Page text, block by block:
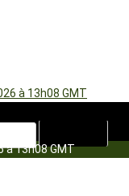
à 13h08 GMT
à 13h08 GMT